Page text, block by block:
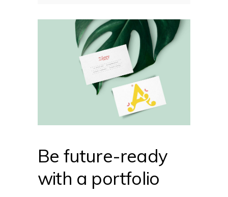
Be future-ready
with a portfolio